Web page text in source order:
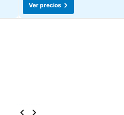
Ver precios